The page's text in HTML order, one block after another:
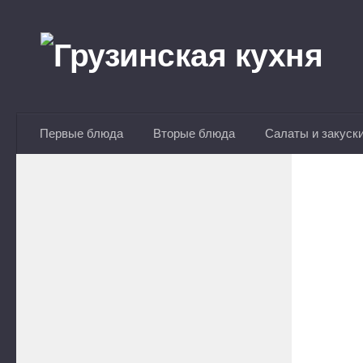
Первые блюда Вторые блюда Салаты и